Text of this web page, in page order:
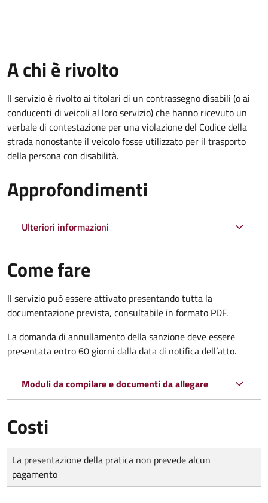
A chi è rivolto
Il servizio è rivolto ai titolari di un contrassegno disabili (o ai
conducenti di veicoli al loro servizio) che hanno ricevuto un
verbale di contestazione per una violazione del Codice della
strada nonostante il veicolo fosse utilizzato per il trasporto
della persona con disabilità.
Approfondimenti
Ulteriori informazioni
Come fare
Il servizio può essere attivato presentando tutta la
documentazione prevista, consultabile in formato PDF.
La domanda di annullamento della sanzione deve essere
presentata entro 60 giorni dalla data di notifica dell’atto.
Moduli da compilare e documenti da allegare
Costi
Tipo di pagamento
Importo
La presentazione della pratica non prevede alcun
pagamento